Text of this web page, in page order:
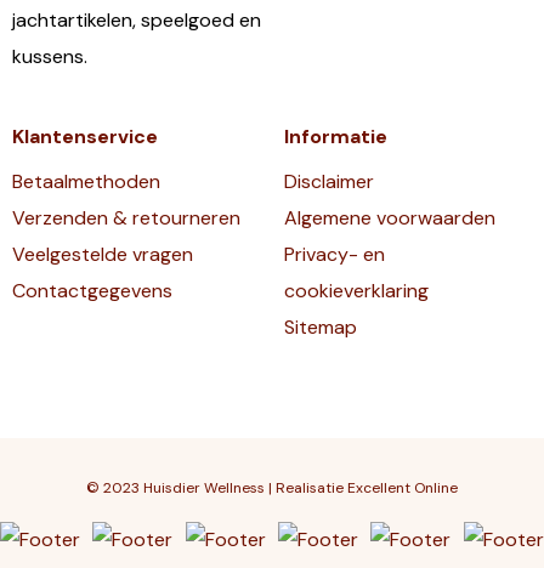
jachtartikelen, speelgoed en
kussens.
Klantenservice
Betaalmethoden
Verzenden & retourneren
Veelgestelde vragen
Contactgegevens
Informatie
Disclaimer
Algemene voorwaarden
Privacy- en
cookieverklaring
Sitemap
© 2023 Huisdier Wellness | RealisatieExcellent Online